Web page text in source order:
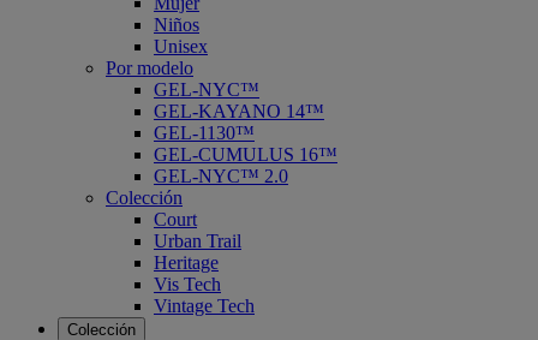
Niños
Unisex
Por modelo
GEL-NYC™
GEL-KAYANO 14™
GEL-1130™
GEL-CUMULUS 16™
GEL-NYC™ 2.0
Colección
Court
Urban Trail
Heritage
Vis Tech
Vintage Tech
Colección